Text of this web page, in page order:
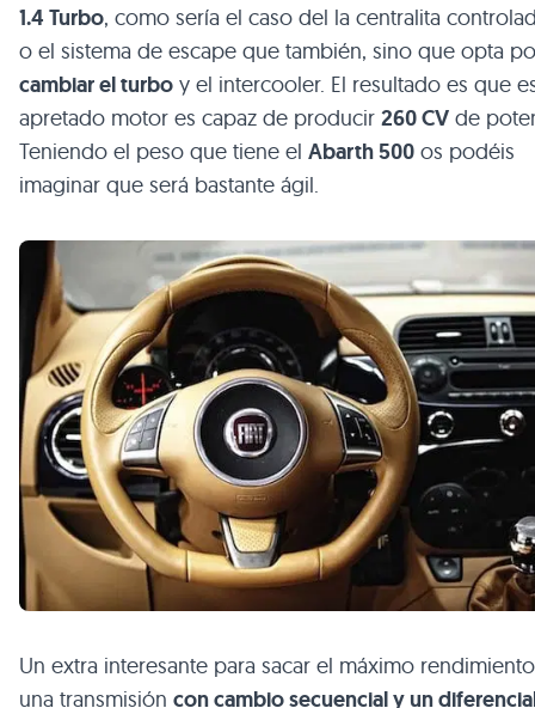
1.4 Turbo, como sería el caso del la centralita
o el sistema de escape que también, sino que opta
cambiar el turbo y el intercooler. El resultado es que
apretado motor es capaz de producir 260 CV de
Teniendo el peso que tiene el Abarth 500 os podéis
imaginar que será bastante ágil.
Un extra interesante para sacar el máximo
una transmisión con cambio secuencial y un